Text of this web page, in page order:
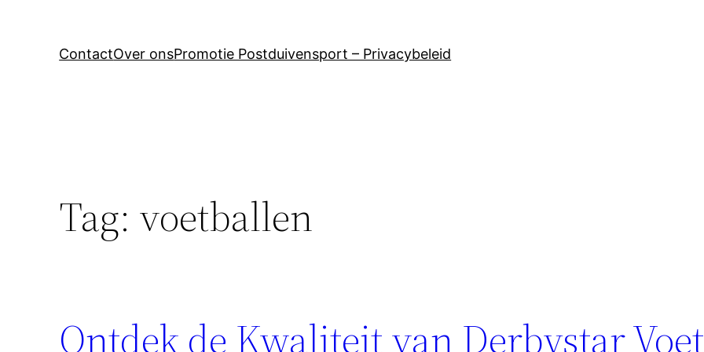
ContactOver onsPromotie Postduivensport – Privacybeleid
Tag: voetballen
Ontdek de Kwaliteit van Derbystar